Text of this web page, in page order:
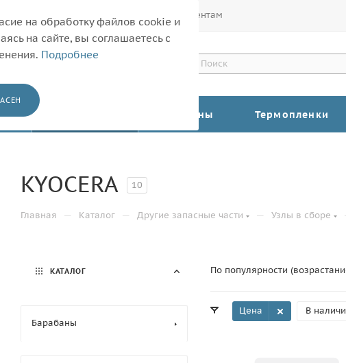
Корпоративным клиентам
Барабаны Термопленки
KYOCERA 10
Главная — Каталог — Другие запасные части — Узлы в сборе
По популярности
Цена В
КАТАЛОГ
Барабаны
на обработку файлов cookie и
на сайте, вы соглашаетесь с
Подробнее